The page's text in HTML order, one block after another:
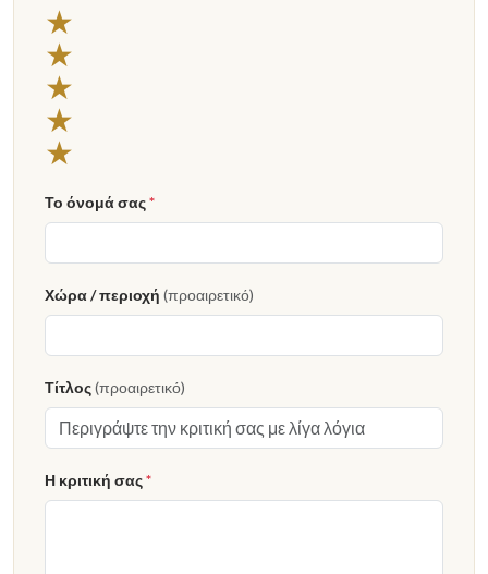
★
★
★
★
★
Το όνομά σας*
Χώρα / περιοχή (προαιρετικό)
Τίτλος(προαιρετικό)
Η κριτική σας*